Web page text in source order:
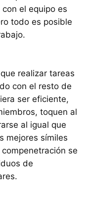
el equipo es
todo es posible
realizar tareas
con el resto de
ser eficiente,
toquen al
al igual que
mejores símiles
se
de